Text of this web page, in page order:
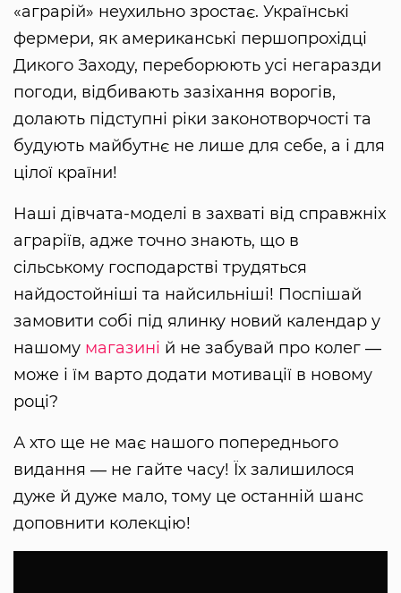
«аграрій» неухильно зростає. Українські
фермери, як американські першопрохідці
Дикого Заходу, переборюють усі негаразди
погоди, відбивають зазіхання ворогів,
долають підступні ріки законотворчості та
будують майбутнє не лише для себе, а і для
цілої країни!
Наші дівчата-моделі в захваті від справжніх
аграріїв, адже точно знають, що в
сільському господарстві трудяться
найдостойніші та найсильніші! Поспішай
замовити собі під ялинку новий календар у
нашому магазині й не забувай про колег ―
може і їм варто додати мотивації в новому
році?
А хто ще не має нашого попереднього
видання ― не гайте часу! Їх залишилося
дуже й дуже мало, тому це останній шанс
доповнити колекцію!